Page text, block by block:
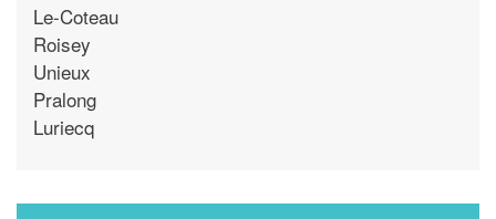
Le-Coteau
Roisey
Unieux
Pralong
Luriecq